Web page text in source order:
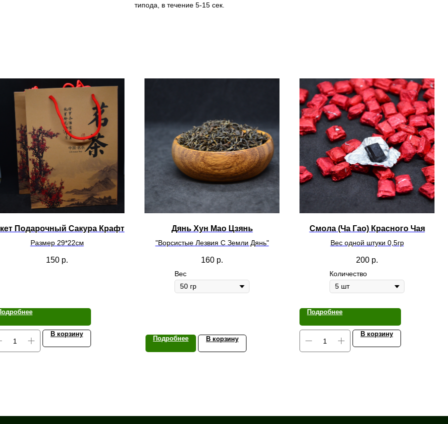
типода, в течение 5-15 сек.
Подарочный Сакура Крафт
Размер 29*22см
150 р.
В корзину
Дянь Хун Мао Цзянь
"Ворсистые Лезвия С Земли Дянь"
160 р.
Вес
Подробнее В корзину
Смола (Ча Гао) Красного Чая
Вес одной штуки 0,5гр
200 р.
Количество
Подробнее
В корзину